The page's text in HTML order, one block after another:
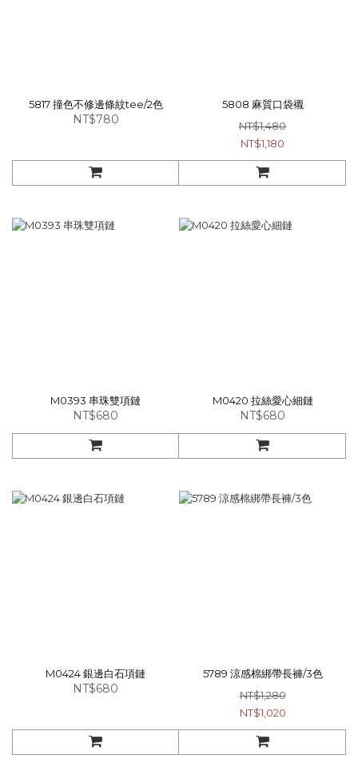
5817 撞色不修邊條紋tee/2色
NT$780
5808 麻質口袋襯
NT$1,480
NT$1,180
M0393 串珠雙項鏈
NT$680
M0420 拉絲愛心細鏈
NT$680
M0424 銀邊白石項鏈
NT$680
5789 涼感棉綁帶長褲/3色
NT$1,280
NT$1,020